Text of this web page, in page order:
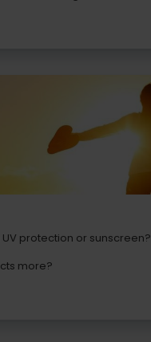
protection or sunscreen?
more?